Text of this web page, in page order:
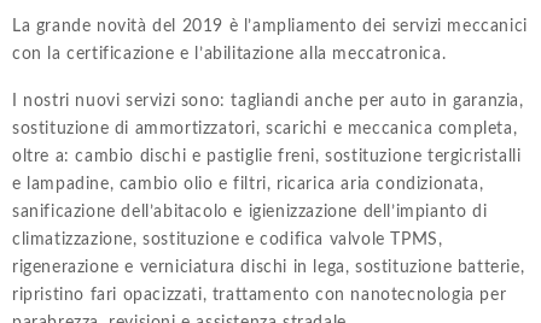
La grande novità del 2019 è l’ampliamento dei servizi meccanici
con la certificazione e l’abilitazione alla meccatronica.
I nostri nuovi servizi sono: tagliandi anche per auto in garanzia,
sostituzione di ammortizzatori, scarichi e meccanica completa,
oltre a: cambio dischi e pastiglie freni, sostituzione tergicristalli
e lampadine, cambio olio e filtri, ricarica aria condizionata,
sanificazione dell’abitacolo e igienizzazione dell’impianto di
climatizzazione, sostituzione e codifica valvole TPMS,
rigenerazione e verniciatura dischi in lega, sostituzione batterie,
ripristino fari opacizzati, trattamento con nanotecnologia per